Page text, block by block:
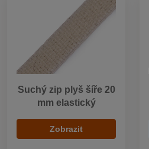
Suchý zip plyš šíře 20
mm elastický
Zobrazit